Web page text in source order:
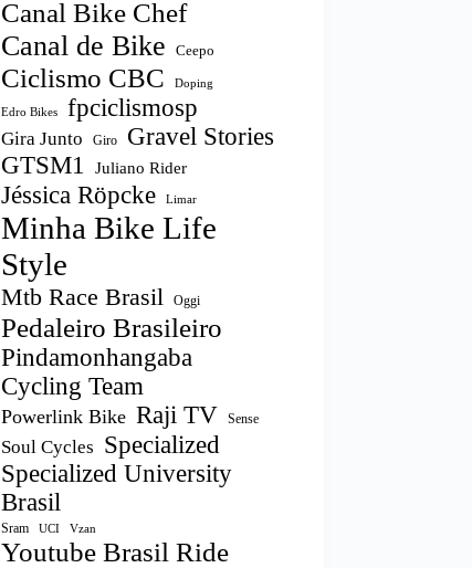
Canal Bike Chef
Canal de Bike Ceepo
Ciclismo CBC Doping
Edro Bikes fpciclismosp
Gira Junto Giro
Gravel Stories
GTSM1
Juliano Rider
Jéssica Röpcke Limar
Minha Bike Life
Style
Mtb Race Brasil Oggi
Pedaleiro Brasileiro
Pindamonhangaba
Cycling Team
Powerlink Bike Raji TV Sense
Soul Cycles Specialized
Specialized University
Brasil
Sram UCI Vzan
Youtube Brasil Ride